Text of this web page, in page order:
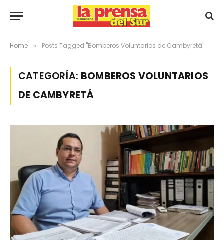
Home » Posts Tagged "Bomberos Voluntarios de Cambyretá"
CATEGORÍA: BOMBEROS VOLUNTARIOS
DE CAMBYRETÁ